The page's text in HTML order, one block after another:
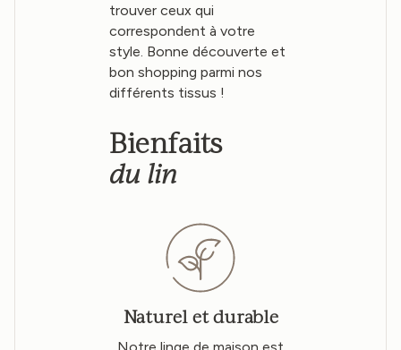
trouver ceux qui
correspondent à votre
style. Bonne découverte et
bon shopping parmi nos
différents tissus !
Bienfaits
du lin
Naturel et durable